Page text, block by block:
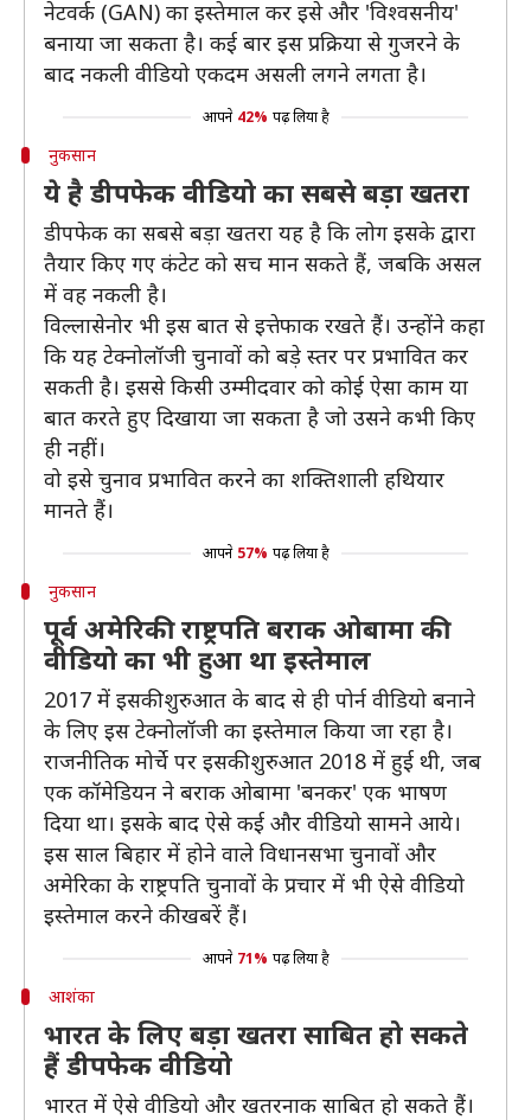
नेटवर्क (GAN) का इस्तेमाल कर इसे और 'विश्वसनीय'
बनाया जा सकता है। कई बार इस प्रक्रिया से गुजरने के
बाद नकली वीडियो एकदम असली लगने लगता है।
आपने 42% पढ़ लिया है
नुकसान
ये है डीपफेक वीडियो का सबसे बड़ा खतरा
डीपफेक का सबसे बड़ा खतरा यह है कि लोग इसके द्वारा
तैयार किए गए कंटेट को सच मान सकते हैं, जबकि असल
में वह नकली है।
विल्लासेनोर भी इस बात से इत्तेफाक रखते हैं। उन्होंने कहा
कि यह टेक्नोलॉजी चुनावों को बड़े स्तर पर प्रभावित कर
सकती है। इससे किसी उम्मीदवार को कोई ऐसा काम या
बात करते हुए दिखाया जा सकता है जो उसने कभी किए
ही नहीं।
वो इसे चुनाव प्रभावित करने का शक्तिशाली हथियार
मानते हैं।
आपने 57% पढ़ लिया है
नुकसान
पूर्व अमेरिकी राष्ट्रपति बराक ओबामा की
वीडियो का भी हुआ था इस्तेमाल
2017 में इसकी शुरुआत के बाद से ही पोर्न वीडियो बनाने
के लिए इस टेक्नोलॉजी का इस्तेमाल किया जा रहा है।
राजनीतिक मोर्चे पर इसकी शुरुआत 2018 में हुई थी, जब
एक कॉमेडियन ने बराक ओबामा 'बनकर' एक भाषण
दिया था। इसके बाद ऐसे कई और वीडियो सामने आये।
इस साल बिहार में होने वाले विधानसभा चुनावों और
अमेरिका के राष्ट्रपति चुनावों के प्रचार में भी ऐसे वीडियो
इस्तेमाल करने की खबरें हैं।
आपने 71% पढ़ लिया है
आशंका
भारत के लिए बड़ा खतरा साबित हो सकते
हैं डीपफेक वीडियो
भारत में ऐसे वीडियो और खतरनाक साबित हो सकते हैं।